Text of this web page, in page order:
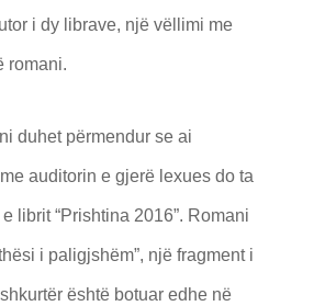
i dy librave, një vëllimi me
romani.
duhet përmendur se ai
auditorin e gjerë lexues do ta
librit “Prishtina 2016”. Romani
i paligjshëm”, një fragment i
është botuar edhe në